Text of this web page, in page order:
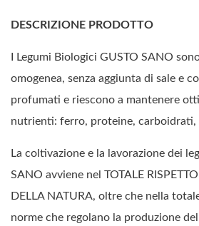
DESCRIZIONE PRODOTTO
I Legumi Biologici GUSTO SANO
omogenea, senza aggiunta di sale e
profumati e riescono a mantenere
nutrienti: ferro, proteine, carboidrati,
La coltivazione e la lavorazione dei
SANO avviene nel TOTALE
DELLA NATURA, oltre che nella
norme che regolano la produzione